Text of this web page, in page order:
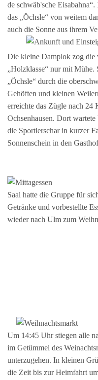
de schwäb'sche
das „Öchsle“ von weitem
auch die Sonne aus ihrem
Die kleine Damplok zog die
„Holzklasse“ nur mit Mühe.
„Öchsle“ durch die
Gehöften und kleinen
erreichte das Zügle nach
Ochsenhausen. Dort
die Sportlerschar in kurzer
Sonnenschein in den
Saal hatte die Gruppe für
Getränke und vorbestellte
wieder nach Ulm zum
Um 14:45 Uhr stiegen alle
im Getümmel des
unterzugehen. In kleinen
die Zeit bis zur Heimfahrt